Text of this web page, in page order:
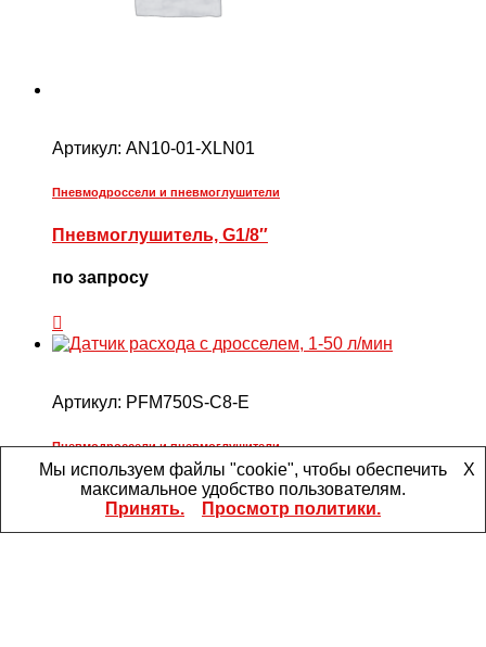
Артикул: AN10-01-XLN01
Пневмодроссели и пневмоглушители
Пневмоглушитель, G1/8″
по запросу
Артикул: PFM750S-C8-E
Пневмодроссели и пневмоглушители
Датчик расхода с дросселем, 1-50 л/мин
по запросу
Мы используем файлы "cookie", чтобы обеспечить
максимальное удобство пользователям.
X
Принять. Просмотр политики.